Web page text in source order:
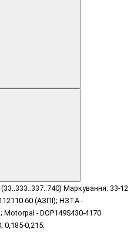
Маркування: 33-12
60 (АЗПІ); НЗТА -
- DOP149S430-4170
0,185-0,215;